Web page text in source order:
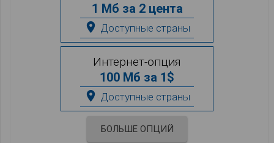
1 Мб за 2 цента
place Доступные страны
Интернет-опция
100 Мб за 1$
place Доступные страны
БОЛЬШЕ ОПЦИЙ